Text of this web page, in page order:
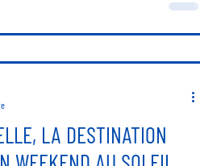
LA DESTINATION